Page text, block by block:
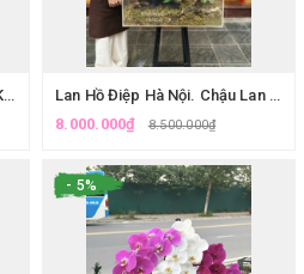
Điện Hoa Lan Hồ Điệp Trắng Kỷ Niệm Tại Quận Ba Đình | Giao Hoa Hỏa Tốc
Lan Hồ Điệp Hà Nội. Chậu Lan Hồ Điệp Lũa Tiểu Cảnh Hiện Đại - Tuyệt Tác Trang Trí Tết Tại Hà Nội| Eliseflowers.
8.000.000₫
8.500.000₫
- 5%